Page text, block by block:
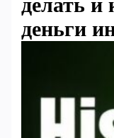
деньги